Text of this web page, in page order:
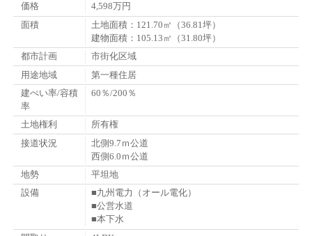
価格
4,598万円
面積
土地面積：121.70㎡（36.81坪）
建物面積：105.13㎡（31.80坪）
都市計画
市街化区域
用途地域
第一種住居
建ぺい率/容積
率
60％/200％
土地権利
所有権
接道状況
北側9.7ｍ公道
西側6.0ｍ公道
地勢
平坦地
設備
■九州電力（オール電化）
■公営水道
■本下水